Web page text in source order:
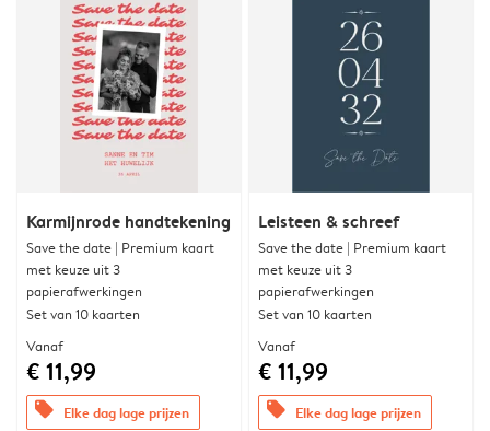
Karmijnrode handtekening
Save the date | Premium kaart
met keuze uit 3
papierafwerkingen
Set van 10 kaarten
Vanaf
€ 11,99
offers Elke dag lage prijzen
Leisteen & schreef
Save the date | Premium kaart
met keuze uit 3
papierafwerkingen
Set van 10 kaarten
Vanaf
€ 11,99
offers Elke dag lage prijzen